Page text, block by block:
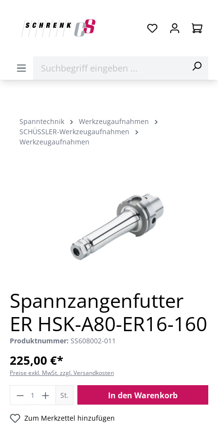
Spanntechnik
Werkzeugaufnahmen
SCHÜSSLER-Werkzeugaufnahmen
Werkzeugaufnahmen
Spannzangenfutter
ER HSK-A80-ER16-160
Produktnummer: SS608002-011
225,00 €*
Preise exkl. MwSt. zzgl. Versandkosten
St. In den Warenkorb
Zum Merkzettel hinzufügen